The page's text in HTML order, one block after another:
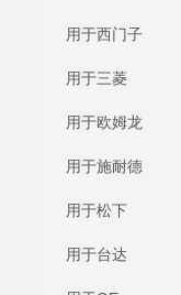
用于西门子
用于三菱
用于欧姆龙
用于施耐德
用于松下
用于台达